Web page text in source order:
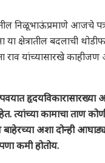
निळूभाऊंप्रमाणे आजचे
या क्षेत्रातील बदलाची
यांच्यासारखे काहीजण
हृदयविकारासारख्या
कामाचा ताण
अशा दोन्ही
कमी होतोय.